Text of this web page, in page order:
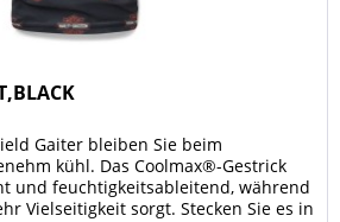
Gaiter bleiben Sie beim
kühl. Das Coolmax®-Gestrick
und feuchtigkeitsableitend, während
Vielseitigkeit sorgt. Stecken Sie es in